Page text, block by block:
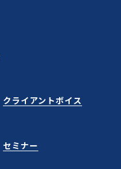
クライアントボイス
セミナー